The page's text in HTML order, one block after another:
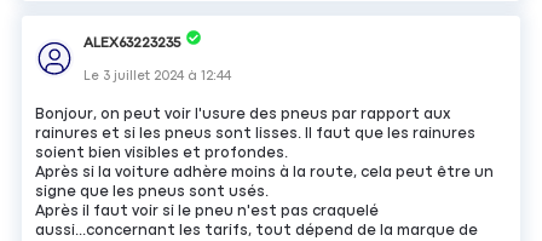
ALEX63223235
Le 3 juillet 2024 à12:44
Bonjour, on peut voir l'usure des pneus par rapport aux
rainures et si les pneus sont lisses. Il faut que les rainures
soient bien visibles et profondes.
Après si la voiture adhère moins à la route, cela peut être un
signe que les pneus sont usés.
Après il faut voir si le pneu n'est pas craquelé
aussi...concernant les tarifs, tout dépend de la marque de